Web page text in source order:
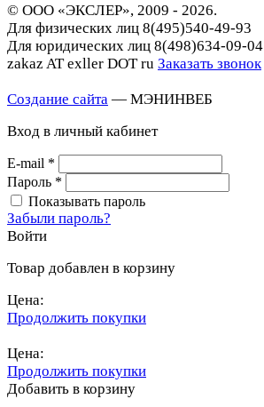
© ООО «ЭКСЛЕР», 2009 - 2026.
Для физических лиц 8(495)540-49-93
Для юридических лиц 8(498)634-09-04
zakaz AT exller DOT ru Заказать звонок
Создание сайта — МЭНИНВЕБ
Вход в личный кабинет
E-mail *
Пароль *
Показывать пароль
Забыли пароль?
Войти
Товар добавлен в корзину
Цена:
Продолжить покупки
Цена:
Продолжить покупки
Добавить в корзину